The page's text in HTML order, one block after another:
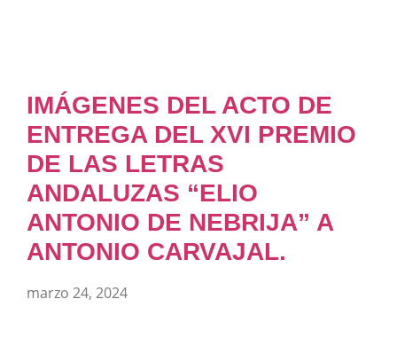
IMÁGENES DEL ACTO DE
ENTREGA DEL XVI PREMIO
DE LAS LETRAS
ANDALUZAS “ELIO
ANTONIO DE NEBRIJA” A
ANTONIO CARVAJAL.
marzo 24, 2024